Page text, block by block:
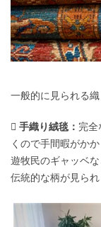
一般的に見られる
 手織り絨毯： 完全
くので手間暇がか
遊牧民のギャッベ
伝統的な柄が見られ